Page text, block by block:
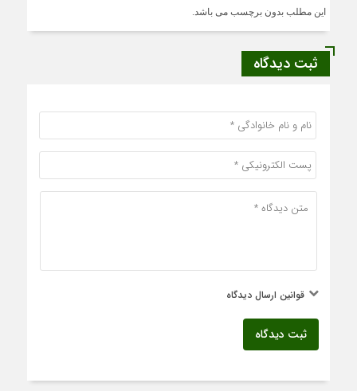
این مطلب بدون برچسب می باشد.
ثبت دیدگاه
قوانین ارسال دیدگاه
ثبت دیدگاه